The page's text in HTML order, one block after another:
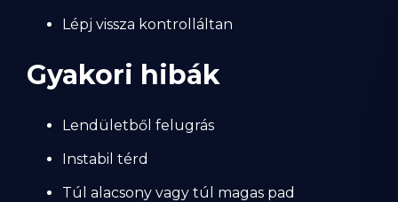
Lépj vissza kontrolláltan
Gyakori hibák
Lendületből felugrás
Instabil térd
Túl alacsony vagy túl magas pad